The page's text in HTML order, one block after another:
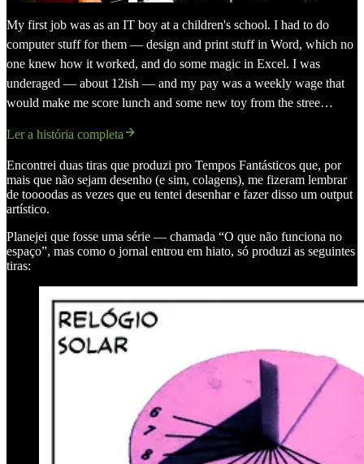
My first job was as an IT boy at a children's school. I had to do
computer stuff for them — design and print stuff in Word, which no
one knew how it worked, and do some magic in Excel. I was
underaged — about 12ish — and my pay was a weekly wage that
would make me score lunch and some new toy from the stree…
Ler a história completa
Encontrei duas tiras que produzi pro Tempos Fantásticos que, por
mais que não sejam desenho (e sim, colagens), me fizeram lembrar
de toooodas as vezes que eu tentei desenhar e fazer disso um output
artístico.
Planejei que fosse uma série — chamada “O que não funciona no
espaço”, mas como o jornal entrou em hiato, só produzi as seguintes
tiras: